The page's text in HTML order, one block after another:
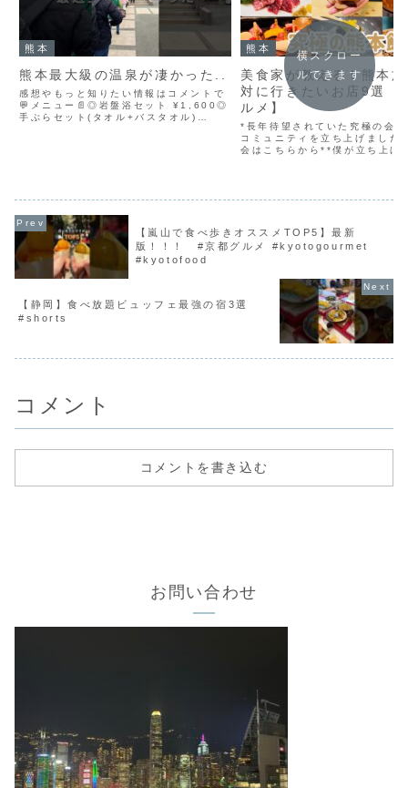
熊本
熊本最大級の温泉が凄かった..
感想やもっと知りたい情報はコメントで
💬メニュー📄◎岩盤浴セット ¥1,600◎
手ぶらセット(タオル+バスタオル)
熊本
美食家が教える！熊本
対に行きたいお店9選【
ルメ】
*長年待望されていた究極の会
コミュニティを立ち上げまし
会はこちらから**僕が立ち上げ
横スクロー
ルできます
【嵐山で食べ歩きオススメTOP5】最新
版！！！ #京都グルメ #kyotogourmet
#kyotofood
【静岡】食べ放題ビュッフェ最強の宿3選
#shorts
コメント
コメントを書き込む
お問い合わせ